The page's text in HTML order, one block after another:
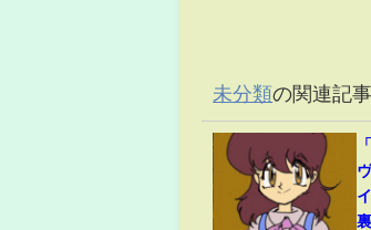
未分類の関連記事